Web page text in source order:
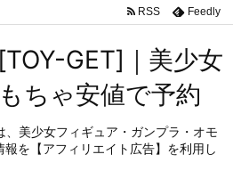
GET]｜美少女
ちゃ安値で予約
、美少女フィギュア・ガンプラ・オモ
を【アフィリエイト広告】を利用し
RSS Feedly